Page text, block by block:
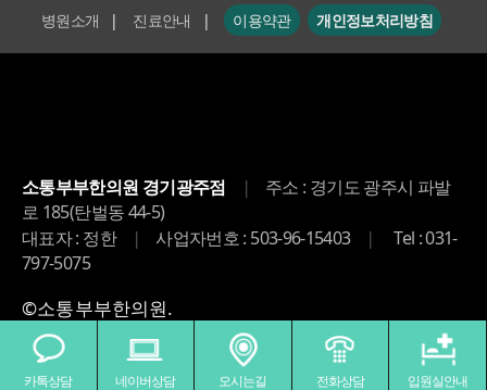
병원소개 | 진료안내 | 이용약관 개인정보처리방침
소통부부한의원 경기광주점 |
주소 : 경기도 광주시 파발
로 185(탄벌동 44-5)
대표자 : 정한
| 사업자번호 : 503-96-15403 |
Tel : 031-
797-5075
©소통부부한의원.
카톡상담 네이버상담 오시는길 전화상담 입원실안내